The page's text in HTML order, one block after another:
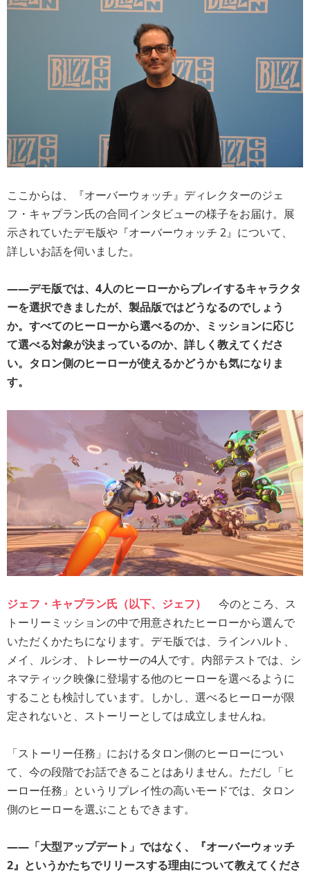
ここからは、『オーバーウォッチ』ディレクターのジェ
フ・キャプラン氏の合同インタビューの様子をお届け。展
示されていたデモ版や『オーバーウォッチ 2』について、
詳しいお話を伺いました。
――デモ版では、4人のヒーローからプレイするキャラクタ
ーを選択できましたが、製品版ではどうなるのでしょう
か。すべてのヒーローから選べるのか、ミッションに応じ
て選べる対象が決まっているのか、詳しく教えてくださ
い。タロン側のヒーローが使えるかどうかも気になりま
す。
ジェフ・キャプラン氏（以下、ジェフ）
今のところ、ス
トーリーミッションの中で用意されたヒーローから選んで
いただくかたちになります。デモ版では、ラインハルト、
メイ、ルシオ、トレーサーの4人です。内部テストでは、シ
ネマティック映像に登場する他のヒーローを選べるように
することも検討しています。しかし、選べるヒーローが限
定されないと、ストーリーとしては成立しませんね。
「ストーリー任務」におけるタロン側のヒーローについ
て、今の段階でお話できることはありません。ただし「ヒ
ーロー任務」というリプレイ性の高いモードでは、タロン
側のヒーローを選ぶこともできます。
――「大型アップデート」ではなく、『オーバーウォッチ
2』というかたちでリリースする理由について教えてくださ